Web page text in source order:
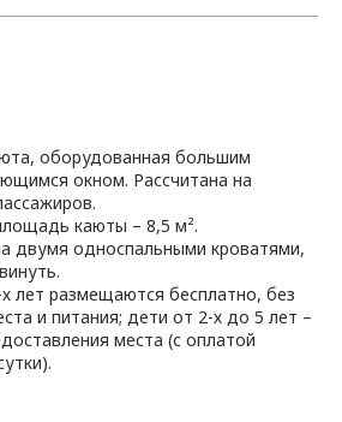
оборудованная большим
окном. Рассчитана на
каюты – 8,5 м².
двумя односпальными кроватями,
лет размещаются бесплатно, без
и питания; дети от 2-х до 5 лет –
места (с оплатой